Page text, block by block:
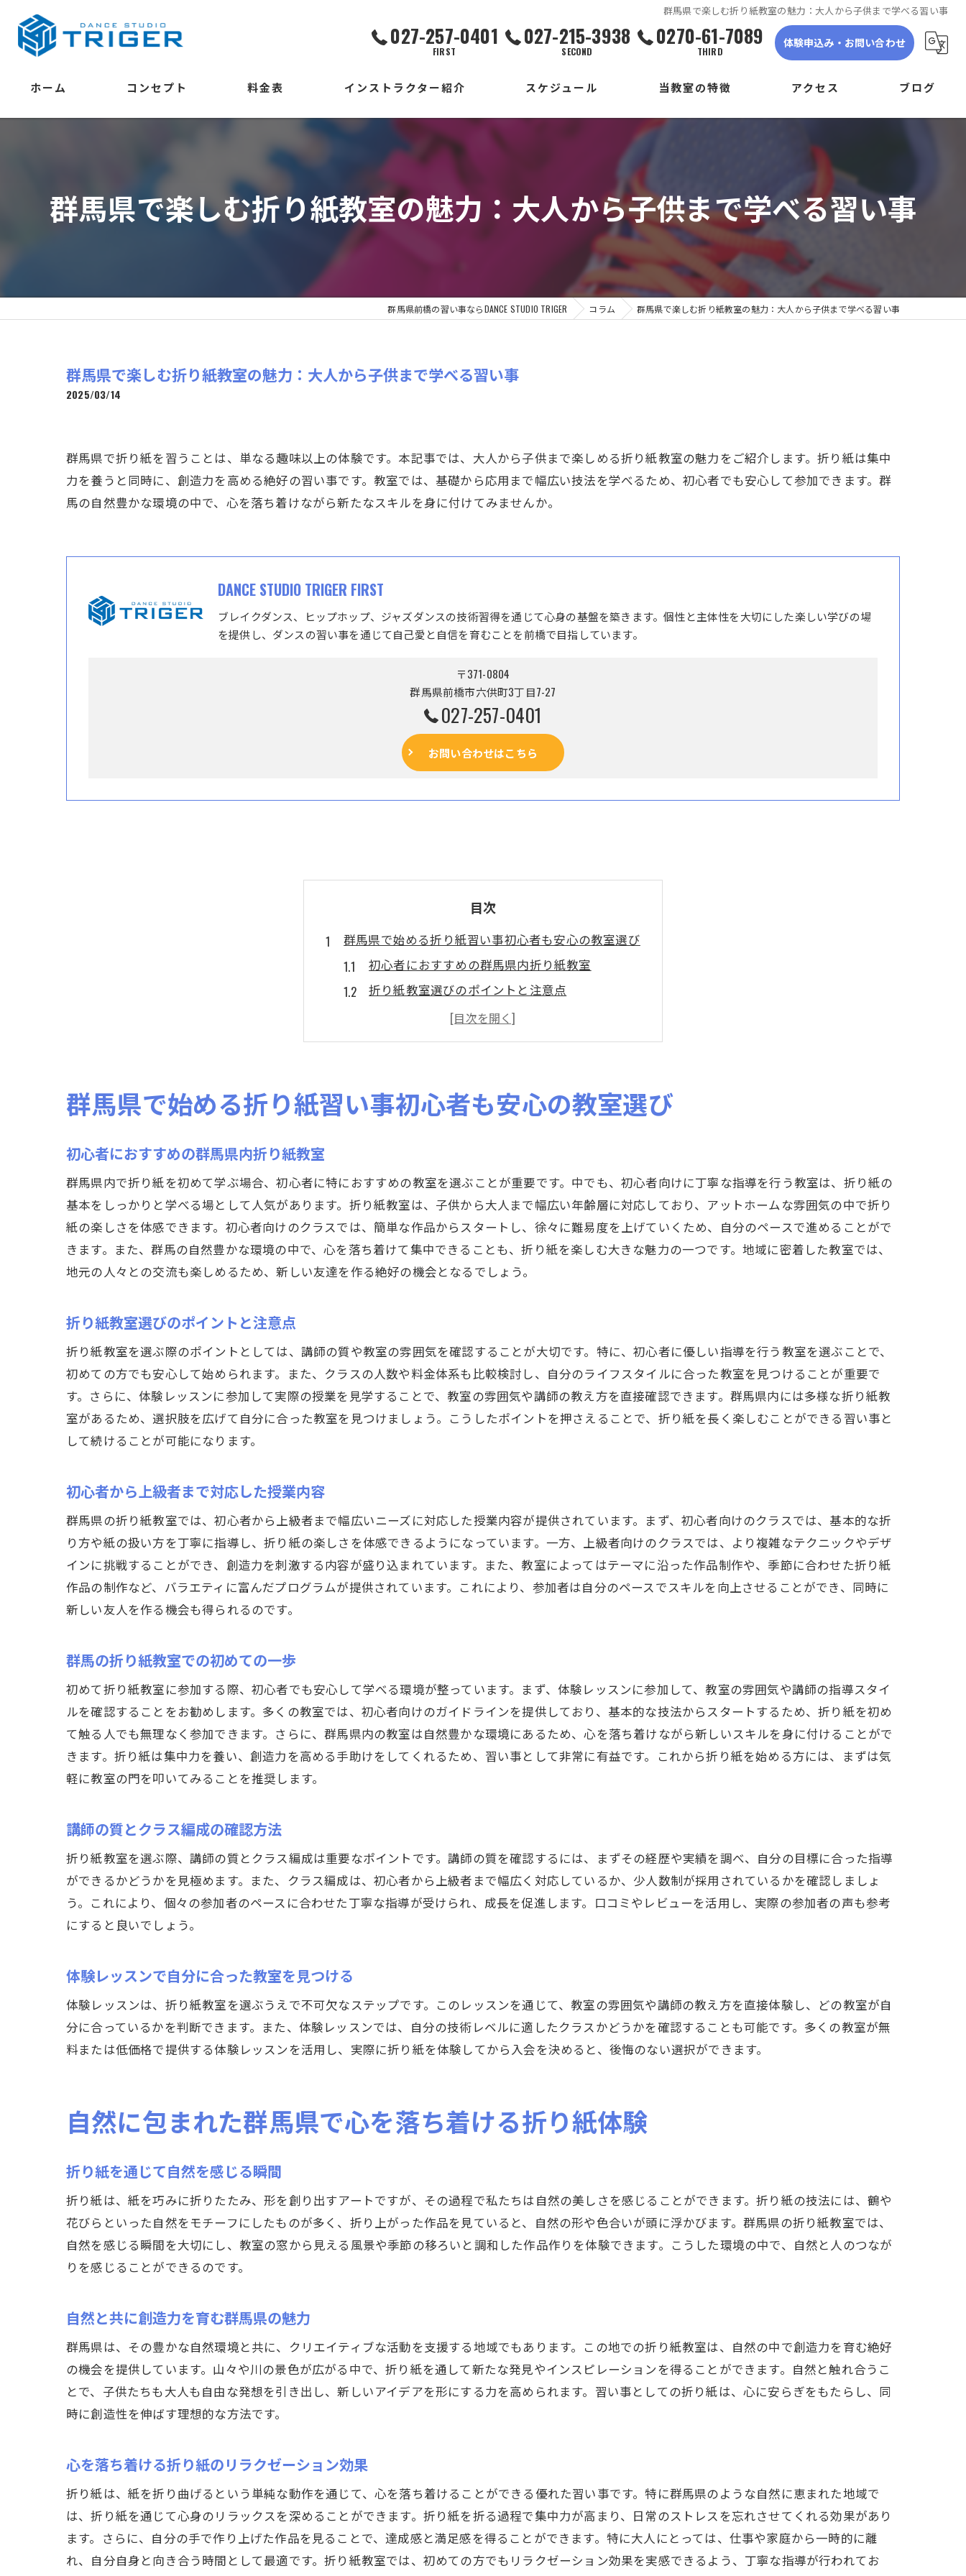
群馬県で楽しむ折り紙教室の魅力：大人から子供まで学べる習い事
027-257-0401
FIRST
027-215-3938
SECOND
0270-61-7089
THIRD
体験申込み・お問い合わせ
ホーム コンセプト 料金表 インストラクター紹介 スケジュール
THIRD校
当教室の特徴
ダンス
子ども
初心者
体験
見学
アクセス
DANCE STUDIO TRIGER SECOND
DANCE STUDIO TRIGER THIRD
ブログ
群馬県で楽しむ折り紙教室の魅力：大人から子供まで学べる習い事
群馬県前橋の習い事ならDANCE STUDIO TRIGER コラム 群馬県で楽しむ折り紙教室の魅力：大人から子供まで学べる習い事
群馬県で楽しむ折り紙教室の魅力：大人から子供まで学べる習い事
2025/03/14
群馬県で折り紙を習うことは、単なる趣味以上の体験です。本記事では、大人から子供まで楽しめる折り紙教室の魅力をご紹介します。折り紙は集中
力を養うと同時に、創造力を高める絶好の習い事です。教室では、基礎から応用まで幅広い技法を学べるため、初心者でも安心して参加できます。群
馬の自然豊かな環境の中で、心を落ち着けながら新たなスキルを身に付けてみませんか。
DANCE STUDIO TRIGER FIRST
ブレイクダンス、ヒップホップ、ジャズダンスの技術習得を通じて心身の基盤を築きます。個性と主体性を大切にした楽しい学びの場
を提供し、ダンスの習い事を通じて自己愛と自信を育むことを前橋で目指しています。
〒371-0804
群馬県前橋市六供町3丁目7-27
027-257-0401
お問い合わせはこちら
目次
群馬県で始める折り紙習い事初心者も安心の教室選び
初心者におすすめの群馬県内折り紙教室
折り紙教室選びのポイントと注意点
初心者から上級者まで対応した授業内容
群馬の折り紙教室での初めての一歩
体験レッスンで自分に合った教室を見つける
自然に包まれた群馬県で心を落ち着ける折り紙体験
心を落ち着ける折り紙のリラクゼーション効果
自然の中での折り紙ワークショップ体験談
群馬の四季と折り紙作品の関係
自然素材を取り入れた折り紙作品の作り方
折り紙で学ぶ色彩感覚とデザイン
個性を活かした折り紙作品の発表会
折り紙を通じたクリエイティブな発想法
群馬県の折り紙コンテスト参加への道
大人向け折り紙クラスの魅力
子供の好奇心を刺激する折り紙教材
家族全員で楽しむ折り紙イベント
子供の成長を見守る折り紙活動
地域社会との交流を深める折り紙活動
折り紙作品の販売とビジネス展開
折り紙を活用した地域イベントの企画
心を満たす折り紙の達成感
習い事としての折り紙の社会的意義
基礎から応用まで群馬県の折り紙教室で学ぶ技法
基本の折り方をマスターしよう
応用技術で作る複雑な折り紙作品
講師直伝のオリジナルテクニック
自然公園で体験する折り紙ワークショップ
季節の移り変わりと折り紙の関係
自然素材を使った折り紙の楽しみ方
群馬県で始める折り紙習い事初心者も安心の教室選び
初心者におすすめの群馬県内折り紙教室
群馬県内で折り紙を初めて学ぶ場合、初心者に特におすすめの教室を選ぶことが重要です。中でも、初心者向けに丁寧な指導を行う教室は、折り紙の
基本をしっかりと学べる場として人気があります。折り紙教室は、子供から大人まで幅広い年齢層に対応しており、アットホームな雰囲気の中で折り
紙の楽しさを体感できます。初心者向けのクラスでは、簡単な作品からスタートし、徐々に難易度を上げていくため、自分のペースで進めることがで
きます。また、群馬の自然豊かな環境の中で、心を落ち着けて集中できることも、折り紙を楽しむ大きな魅力の一つです。地域に密着した教室では、
地元の人々との交流も楽しめるため、新しい友達を作る絶好の機会となるでしょう。
折り紙教室選びのポイントと注意点
折り紙教室を選ぶ際のポイントとしては、講師の質や教室の雰囲気を確認することが大切です。特に、初心者に優しい指導を行う教室を選ぶことで、
初めての方でも安心して始められます。また、クラスの人数や料金体系も比較検討し、自分のライフスタイルに合った教室を見つけることが重要で
す。さらに、体験レッスンに参加して実際の授業を見学することで、教室の雰囲気や講師の教え方を直接確認できます。群馬県内には多様な折り紙教
室があるため、選択肢を広げて自分に合った教室を見つけましょう。こうしたポイントを押さえることで、折り紙を長く楽しむことができる習い事と
して続けることが可能になります。
初心者から上級者まで対応した授業内容
群馬県の折り紙教室では、初心者から上級者まで幅広いニーズに対応した授業内容が提供されています。まず、初心者向けのクラスでは、基本的な折
り方や紙の扱い方を丁寧に指導し、折り紙の楽しさを体感できるようになっています。一方、上級者向けのクラスでは、より複雑なテクニックやデザ
インに挑戦することができ、創造力を刺激する内容が盛り込まれています。また、教室によってはテーマに沿った作品制作や、季節に合わせた折り紙
作品の制作など、バラエティに富んだプログラムが提供されています。これにより、参加者は自分のペースでスキルを向上させることができ、同時に
新しい友人を作る機会も得られるのです。
群馬の折り紙教室での初めての一歩
初めて折り紙教室に参加する際、初心者でも安心して学べる環境が整っています。まず、体験レッスンに参加して、教室の雰囲気や講師の指導スタイ
ルを確認することをお勧めします。多くの教室では、初心者向けのガイドラインを提供しており、基本的な技法からスタートするため、折り紙を初め
て触る人でも無理なく参加できます。さらに、群馬県内の教室は自然豊かな環境にあるため、心を落ち着けながら新しいスキルを身に付けることがで
きます。折り紙は集中力を養い、創造力を高める手助けをしてくれるため、習い事として非常に有益です。これから折り紙を始める方には、まずは気
軽に教室の門を叩いてみることを推奨します。
講師の質とクラス編成の確認方法
折り紙教室を選ぶ際、講師の質とクラス編成は重要なポイントです。講師の質を確認するには、まずその経歴や実績を調べ、自分の目標に合った指導
ができるかどうかを見極めます。また、クラス編成は、初心者から上級者まで幅広く対応しているか、少人数制が採用されているかを確認しましょ
う。これにより、個々の参加者のペースに合わせた丁寧な指導が受けられ、成長を促進します。口コミやレビューを活用し、実際の参加者の声も参考
にすると良いでしょう。
体験レッスンで自分に合った教室を見つける
体験レッスンは、折り紙教室を選ぶうえで不可欠なステップです。このレッスンを通じて、教室の雰囲気や講師の教え方を直接体験し、どの教室が自
分に合っているかを判断できます。また、体験レッスンでは、自分の技術レベルに適したクラスかどうかを確認することも可能です。多くの教室が無
料または低価格で提供する体験レッスンを活用し、実際に折り紙を体験してから入会を決めると、後悔のない選択ができます。
自然に包まれた群馬県で心を落ち着ける折り紙体験
折り紙を通じて自然を感じる瞬間
折り紙は、紙を巧みに折りたたみ、形を創り出すアートですが、その過程で私たちは自然の美しさを感じることができます。折り紙の技法には、鶴や
花びらといった自然をモチーフにしたものが多く、折り上がった作品を見ていると、自然の形や色合いが頭に浮かびます。群馬県の折り紙教室では、
自然を感じる瞬間を大切にし、教室の窓から見える風景や季節の移ろいと調和した作品作りを体験できます。こうした環境の中で、自然と人のつなが
りを感じることができるのです。
自然と共に創造力を育む群馬県の魅力
群馬県は、その豊かな自然環境と共に、クリエイティブな活動を支援する地域でもあります。この地での折り紙教室は、自然の中で創造力を育む絶好
の機会を提供しています。山々や川の景色が広がる中で、折り紙を通して新たな発見やインスピレーションを得ることができます。自然と触れ合うこ
とで、子供たちも大人も自由な発想を引き出し、新しいアイデアを形にする力を高められます。習い事としての折り紙は、心に安らぎをもたらし、同
時に創造性を伸ばす理想的な方法です。
心を落ち着ける折り紙のリラクゼーション効果
折り紙は、紙を折り曲げるという単純な動作を通じて、心を落ち着けることができる優れた習い事です。特に群馬県のような自然に恵まれた地域で
は、折り紙を通じて心身のリラックスを深めることができます。折り紙を折る過程で集中力が高まり、日常のストレスを忘れさせてくれる効果があり
ます。さらに、自分の手で作り上げた作品を見ることで、達成感と満足感を得ることができます。特に大人にとっては、仕事や家庭から一時的に離
れ、自分自身と向き合う時間として最適です。折り紙教室では、初めての方でもリラクゼーション効果を実感できるよう、丁寧な指導が行われてお
公式ラジオ番組「ダンスのとなり」スタート！ スタ
ジオのこと、先生たちのことなどゆるく配信中
公式ラジオ番組「ダンスのとなり」スタート！ スタ
ジオのこと、先生たちのことなどゆるく配信中